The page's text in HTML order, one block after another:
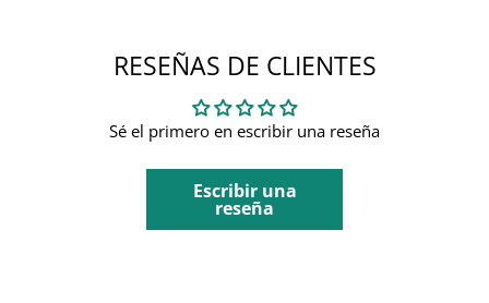
RESEÑAS DE CLIENTES
Sé el primero en escribir una reseña
Escribir una
reseña